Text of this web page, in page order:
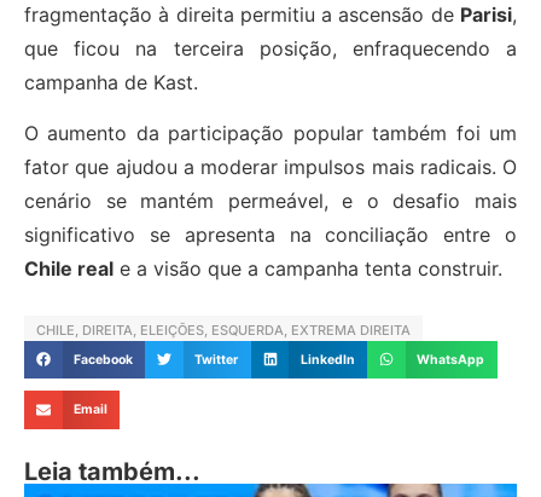
fragmentação à direita permitiu a ascensão de Parisi,
que ficou na terceira posição, enfraquecendo a
campanha de Kast.
O aumento da participação popular também foi um
fator que ajudou a moderar impulsos mais radicais. O
cenário se mantém permeável, e o desafio mais
significativo se apresenta na conciliação entre o
Chile real e a visão que a campanha tenta construir.
CHILE DIREITA ELEIÇÕES ESQUERDA EXTREMA DIREITA
Facebook Twitter LinkedIn WhatsApp
Email
Leia também...